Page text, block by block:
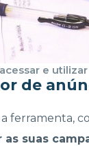
e
de
ferramenta,
suas